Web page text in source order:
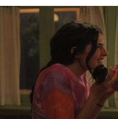
Аниме-сериал,
эпизоде антологии
Видения» — история
юной девушки-
ищет себе подобных
Автором проекта
(главная его работа
доспехах: Синдром